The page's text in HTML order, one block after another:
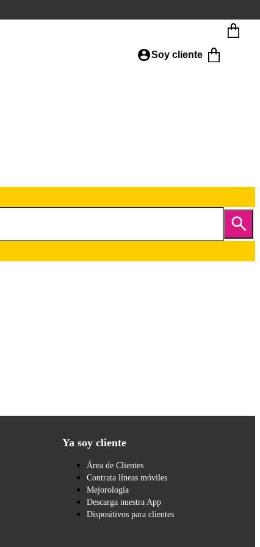
Soy cliente
Ya soy cliente
Área de Clientes
Contrata líneas móviles
Mejorología
Descarga nuestra App
Dispositivos para clientes